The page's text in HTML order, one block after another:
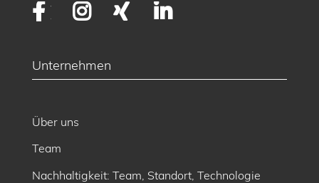
FacebookInstagram
XING
Unternehmen
Über uns
Team
Nachhaltigkeit: Team, Standort, Technologie